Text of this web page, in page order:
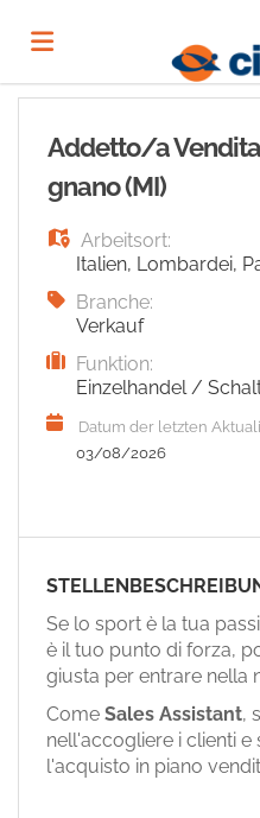
Stellen
hochladen
Anmelden
Sprache
EN
FR
DE
Addetto/a
gnano (MI)
Arbeitsort:
Italien, Lombardei,
Branche:
Verkauf
Funktion:
Einzelhandel /
Datum der letzten
03/08/2026
Se lo sport è la tua
è il tuo punto di forza,
giusta per entrare nella
Come Sales Assistant,
nell'accogliere i clienti
l'acquisto in piano